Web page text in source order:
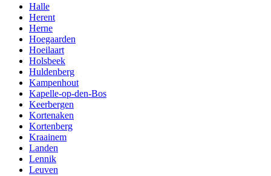
Halle
Herent
Herne
Hoegaarden
Hoeilaart
Holsbeek
Huldenberg
Kampenhout
Kapelle-op-den-Bos
Keerbergen
Kortenaken
Kortenberg
Kraainem
Landen
Lennik
Leuven